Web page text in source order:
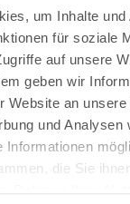
um Inhalte und
für soziale
auf unsere
geben wir
Website an
und Analysen
Informationen
die Sie
unsere
Ihrer
Pflege